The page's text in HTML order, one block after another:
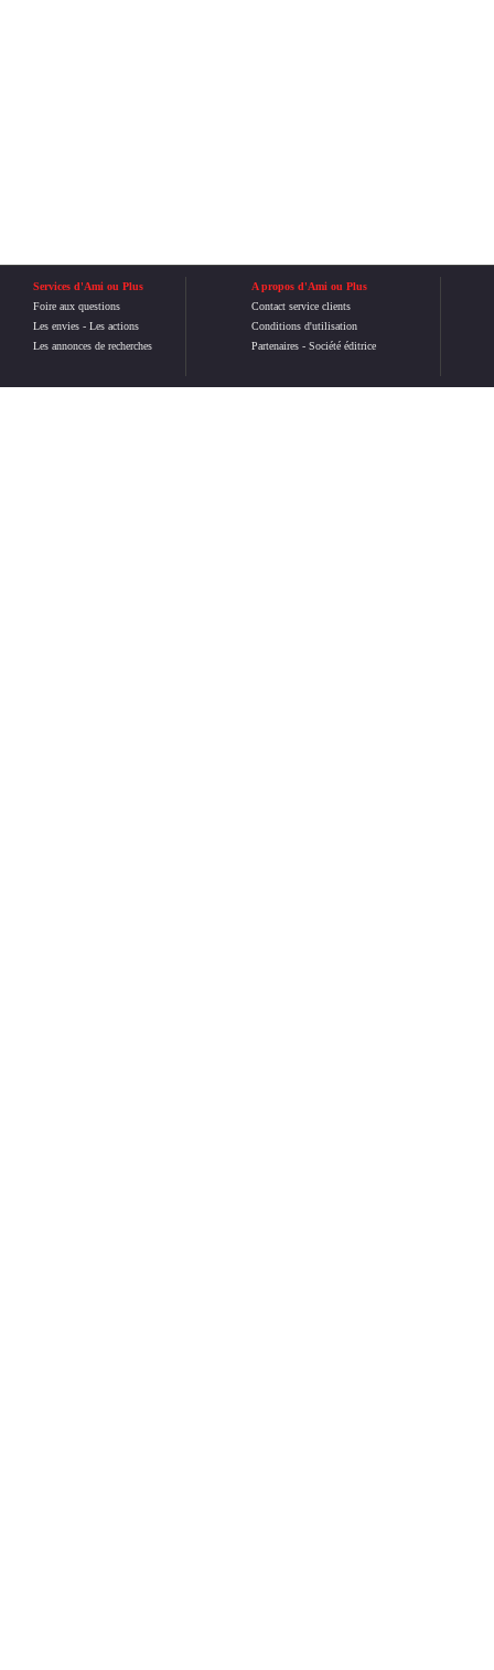
Services d'Ami ou Plus
Foire aux questions
Les envies - Les actions
Les annonces de recherches
A propos d'Ami ou Plus
Contact service clients
Conditions d'utilisation
Partenaires- Société éditrice